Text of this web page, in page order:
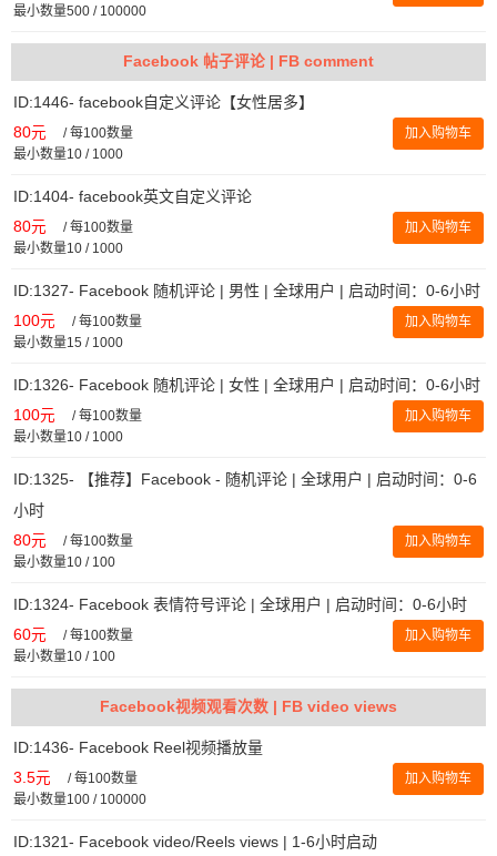
最小数量500 / 100000
Facebook 帖子评论 | FB comment
ID:1446- facebook自定义评论【女性居多】
80元 /每100数量
最小数量10 / 1000
加入购物车
ID:1404- facebook英文自定义评论
80元 /每100数量
最小数量10 / 1000
加入购物车
ID:1327- Facebook 随机评论 | 男性 | 全球用户 | 启动时间：0-6小时
100元 /每100数量
最小数量15 / 1000
加入购物车
ID:1326- Facebook 随机评论 | 女性 | 全球用户 | 启动时间：0-6小时
100元 /每100数量
最小数量10 / 1000
加入购物车
ID:1325- 【推荐】Facebook - 随机评论 | 全球用户 | 启动时间：0-6
小时
80元 /每100数量
最小数量10 / 100
加入购物车
ID:1324- Facebook 表情符号评论 | 全球用户 | 启动时间：0-6小时
60元 /每100数量
最小数量10 / 100
加入购物车
Facebook视频观看次数 | FB video views
ID:1436- Facebook Reel视频播放量
3.5元 /每100数量
最小数量100 / 100000
加入购物车
ID:1321- Facebook video/Reels views | 1-6小时启动